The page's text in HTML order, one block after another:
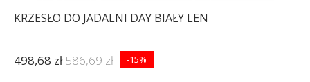
KRZESŁO DO JADALNI DAY BIAŁY LEN
498,68 zł586,69 zł -15%